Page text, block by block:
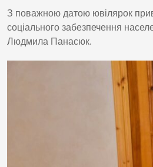
З поважною датою ювілярок
соціального забезпечення
Людмила Панасюк.